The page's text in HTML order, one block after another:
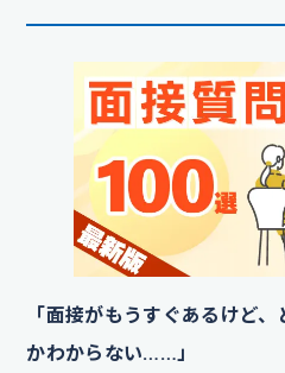
「面接がもうすぐあるけど
かわからない……」